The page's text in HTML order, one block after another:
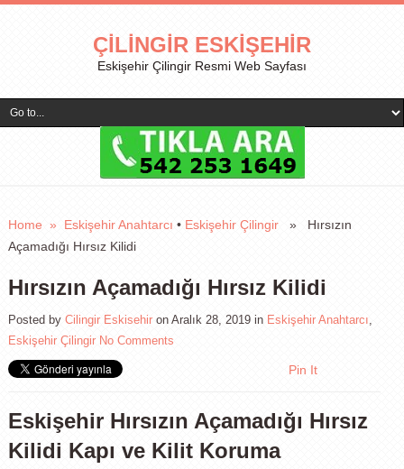
ÇILINGIR ESKIŞEHIR
Eskişehir Çilingir Resmi Web Sayfası
Home » Eskişehir Anahtarcı • Eskişehir Çilingir» Hırsızın
Açamadığı Hırsız Kilidi
Hırsızın Açamadığı Hırsız Kilidi
Posted by Cilingir Eskisehiron Aralık 28, 2019in Eskişehir Anahtarcı,
Eskişehir Çilingir No Comments
Pin It
Eskişehir Hırsızın Açamadığı Hırsız
Kilidi Kapı ve Kilit Koruma